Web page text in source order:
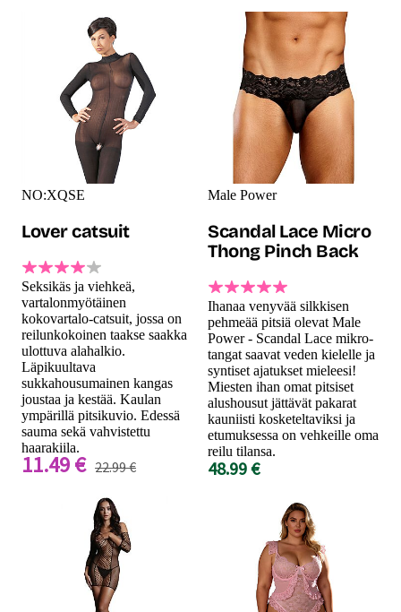
NO:XQSE
Lover catsuit
Seksikäs ja viehkeä,
vartalonmyötäinen
kokovartalo-catsuit, jossa on
reilunkokoinen taakse saakka
ulottuva alahalkio.
Läpikuultava
sukkahousumainen kangas
joustaa ja kestää. Kaulan
ympärillä pitsikuvio. Edessä
sauma sekä vahvistettu
haarakiila.
11.49 € 22.99 €
Male Power
Scandal Lace Micro
Thong Pinch Back
Ihanaa venyvää silkkisen
pehmeää pitsiä olevat Male
Power - Scandal Lace mikro-
tangat saavat veden kielelle ja
syntiset ajatukset mieleesi!
Miesten ihan omat pitsiset
alushousut jättävät pakarat
kauniisti kosketeltaviksi ja
etumuksessa on vehkeille oma
reilu tilansa.
48.99 €